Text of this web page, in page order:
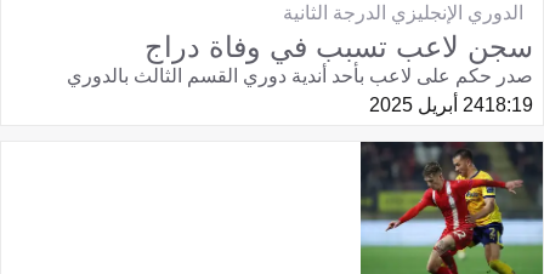
الدوري الإنجليزي الدرجة الثانية
سجن لاعب تسبب في وفاة دراج
صدر حكم على لاعب بأحد أندية دوري القسم الثالث بالدوري
18:1924 أبريل 2025